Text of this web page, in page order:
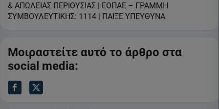
& ΑΠΩΛΕΙΑΣ ΠΕΡΙΟΥΣΙΑΣ | ΕΟΠΑΕ – ΓΡΑΜΜΗ
ΣΥΜΒΟΥΛΕΥΤΙΚΗΣ: 1114 | ΠΑΙΞΕ ΥΠΕΥΘΥΝΑ
Μοιραστείτε αυτό το άρθρο στα
social media: